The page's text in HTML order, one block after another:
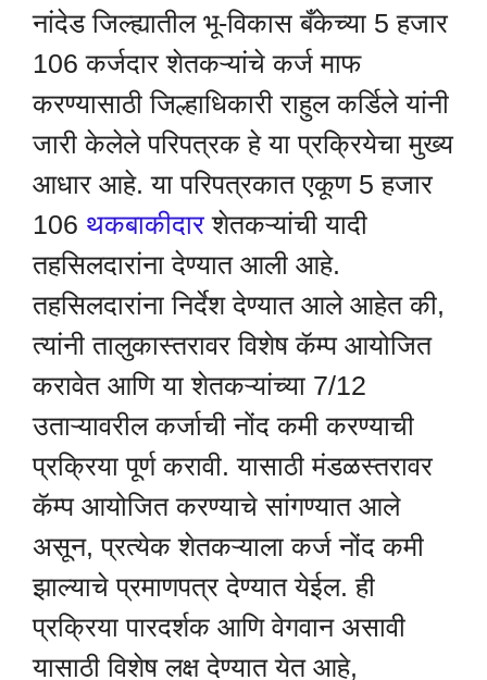
नांदेड जिल्ह्यातील भू-विकास बँकेच्या 5 हजार
106 कर्जदार शेतकऱ्यांचे कर्ज माफ
करण्यासाठी जिल्हाधिकारी राहुल कर्डिले यांनी
जारी केलेले परिपत्रक हे या प्रक्रियेचा मुख्य
आधार आहे. या परिपत्रकात एकूण 5 हजार
106 थकबाकीदारशेतकऱ्यांची यादी
तहसिलदारांना देण्यात आली आहे.
तहसिलदारांना निर्देश देण्यात आले आहेत की,
त्यांनी तालुकास्तरावर विशेष कॅम्प आयोजित
करावेत आणि या शेतकऱ्यांच्या 7/12
उताऱ्यावरील कर्जाची नोंद कमी करण्याची
प्रक्रिया पूर्ण करावी. यासाठी मंडळस्तरावर
कॅम्प आयोजित करण्याचे सांगण्यात आले
असून, प्रत्येक शेतकऱ्याला कर्ज नोंद कमी
झाल्याचे प्रमाणपत्र देण्यात येईल. ही
प्रक्रिया पारदर्शक आणि वेगवान असावी
यासाठी विशेष लक्ष देण्यात येत आहे,